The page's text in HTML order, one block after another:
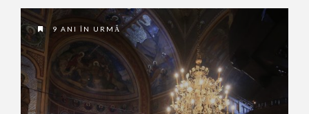
9 ANI ÎN URMĂ